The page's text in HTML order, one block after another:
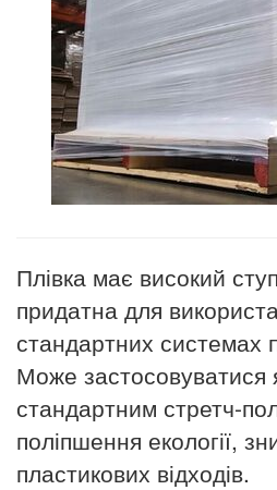
Плівка має високий
придатна для
стандартних системах
Може застосовуватися
стандартним стретч-
поліпшення екології,
пластикових відходів.